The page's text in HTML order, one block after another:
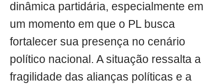
dinâmica partidária, especialmente em
um momento em que o PL busca
fortalecer sua presença no cenário
político nacional. A situação ressalta a
fragilidade das alianças políticas e a